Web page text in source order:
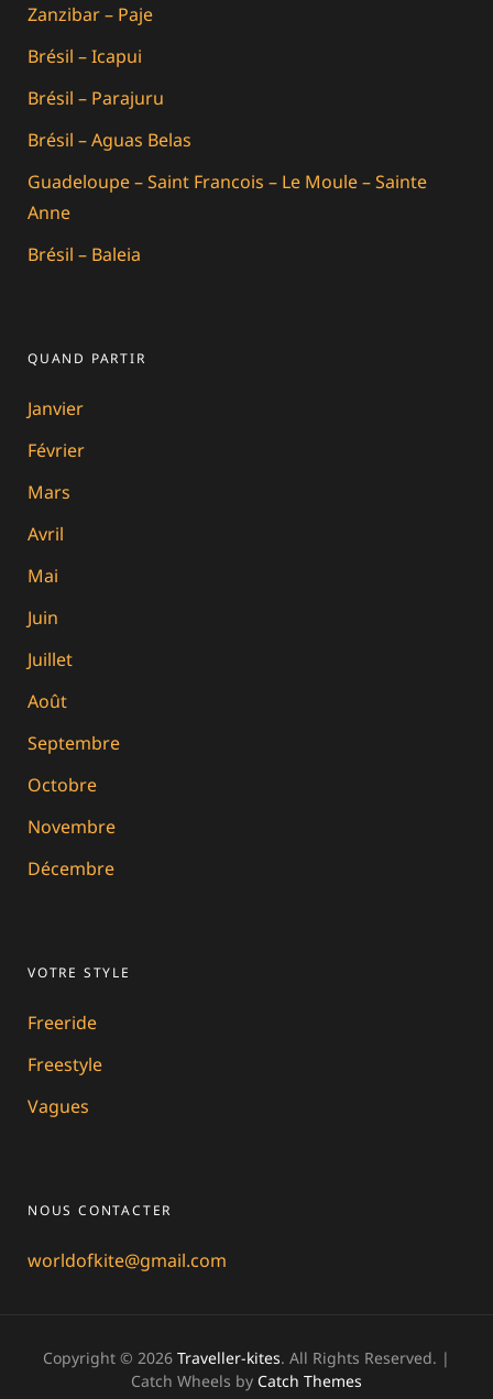
Zanzibar – Paje
Brésil – Icapui
Brésil – Parajuru
Brésil – Aguas Belas
Guadeloupe – Saint Francois – Le Moule – Sainte
Anne
Brésil – Baleia
QUAND PARTIR
Janvier
Février
Mars
Avril
Mai
Juin
Juillet
Août
Septembre
Octobre
Novembre
Décembre
VOTRE STYLE
Freeride
Freestyle
Vagues
NOUS CONTACTER
worldofkite@gmail.com
Copyright © 2026 Traveller-kites. All Rights Reserved. |
Catch Wheels by Catch Themes